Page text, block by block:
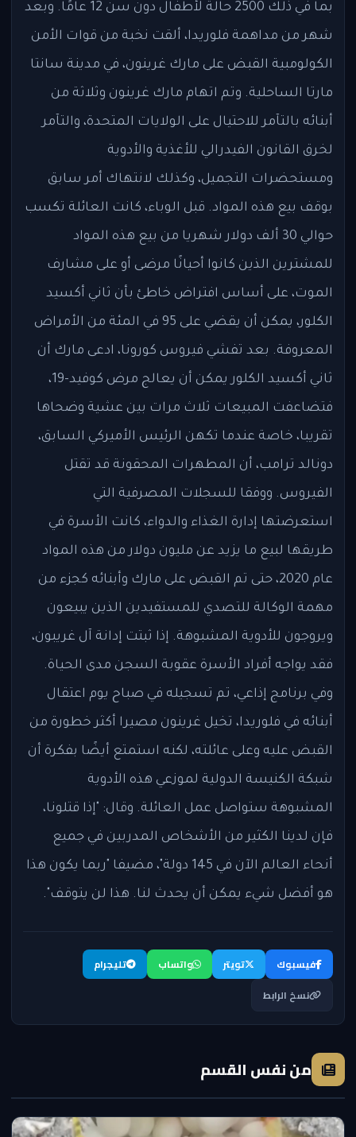
بما في ذلك 2500 حالة لأطفال دون سن 12 عامًا. وبعد
شهر من مداهمة فلوريدا، ألقت نخبة من قوات الأمن
الكولومبية القبض على مارك غرينون، في مدينة سانتا
مارتا الساحلية. وتم اتهام مارك غرينون وثلاثة من
أبنائه بالتآمر للاحتيال على الولايات المتحدة، والتآمر
لخرق القانون الفيدرالي للأغذية والأدوية
ومستحضرات التجميل، وكذلك لانتهاك أمر سابق
بوقف بيع هذه المواد. قبل الوباء، كانت العائلة تكسب
حوالي 30 ألف دولار شهريا من بيع هذه المواد
للمشترين الذين كانوا أحيانًا مرضى أو على مشارف
الموت، على أساس افتراض خاطئ بأن ثاني أكسيد
الكلور، يمكن أن يقضي على 95 في المئة من الأمراض
المعروفة. بعد تفشي فيروس كورونا، ادعى مارك أن
ثاني أكسيد الكلور يمكن أن يعالج مرض كوفيد-19،
فتضاعفت المبيعات ثلاث مرات بين عشية وضحاها
تقريبا، خاصة عندما تكهن الرئيس الأميركي السابق،
دونالد ترامب، أن المطهرات المحقونة قد تقتل
الفيروس. ووفقا للسجلات المصرفية التي
استعرضتها إدارة الغذاء والدواء، كانت الأسرة في
طريقها لبيع ما يزيد عن مليون دولار من هذه المواد
عام 2020، حتى تم القبض على مارك وأبنائه كجزء من
مهمة الوكالة للتصدي للمستفيدين الذين يبيعون
ويروجون للأدوية المشبوهة. إذا ثبتت إدانة آل غريبون،
فقد يواجه أفراد الأسرة عقوبة السجن مدى الحياة.
وفي برنامج إذاعي، تم تسجيله في صباح يوم اعتقال
أبنائه في فلوريدا، تخيل غرينون مصيرا أكثر خطورة من
القبض عليه وعلى عائلته، لكنه استمتع أيضًا بفكرة أن
شبكة الكنيسة الدولية لموزعي هذه الأدوية
المشبوهة ستواصل عمل العائلة. وقال: "إذا قتلونا،
فإن لدينا الكثير من الأشخاص المدربين في جميع
أنحاء العالم الآن في 145 دولة"، مضيفا "ربما يكون هذا
هو أفضل شيء يمكن أن يحدث لنا. هذا لن يتوقف".
فيسبوك تويتر واتساب
تليجرام
نسخ الرابط
من نفس القسم